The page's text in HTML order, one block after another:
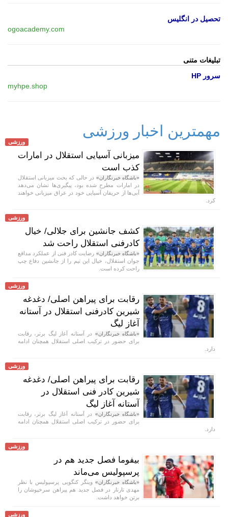
تحصیل در انگلیس
ogoacademy.com
تبلیغات متنی
سرور HP
myhpe.shop
مهمترین اخبار ورزشی
ورزشی
میزبانی آسیایی استقلال در امارات
کذب است
«باشگاه خبرنگاران» در حالی که بحث میزبانی استقلال
در امارات مطرح شده بود، پیگیری‌ها نشان می‌دهد
آبی‌ها از حریفان آسیایی خود در عراق میزبانی خواهند
کرد.
ورزشی
کشف جانشین برای جلالی/ خیال
کادرفنی استقلال راحت شد
«باشگاه خبرنگاران» رضایت کادر فنی از عملکرد مدافع
جوان استقلال، خیال این تیم را از جانشین دفاع چپ
راحت کرده است.
ورزشی
رقابت برای پیراهن اصلی/ دغدغه
شیرین کادرفنی استقلال در آستانه
آغاز لیگ
«باشگاه خبرنگاران» در آستانه آغاز لیگ برتر، رقابت
برای حضور در ترکیب اصلی استقلال همچنان ادامه
دارد.
ورزشی
رقابت برای پیراهن اصلی/ دغدغه
شیرین کادر فنی استقلال در
آستانه آغاز لیگ
«باشگاه خبرنگاران» در آستانه آغاز لیگ برتر، رقابت
برای حضور در ترکیب اصلی استقلال همچنان ادامه
دارد.
ورزشی
بیفوما فصل جدید هم در
پرسپولیس می‌ماند
«باشگاه خبرنگاران» وینگر کنگویی پرسپولیس با نظر
مهدی تارتار در فصل جدید هم پیراهن سرخپوشان را
برتن خواهد داشت.
ورزشی